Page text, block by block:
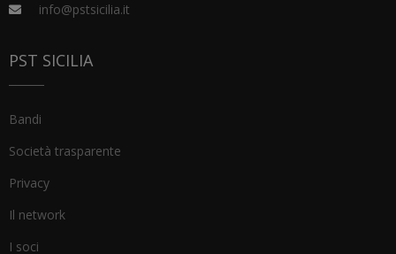
info@pstsicilia.it
PST SICILIA
Bandi
Società trasparente
Privacy
Il network
I soci